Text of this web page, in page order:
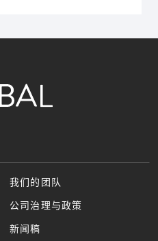
我们的团队
公司治理与政策
新闻稿